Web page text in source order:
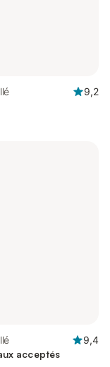
9,2
9,4
acceptés